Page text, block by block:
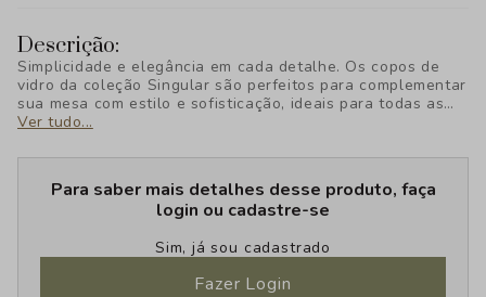
Descrição:
Simplicidade e elegância em cada detalhe. Os copos de
vidro da coleção Singular são perfeitos para complementar
sua mesa com estilo e sofisticação, ideais para todas as
ocasiões. Descubra o charme exclusivo da BTC Decor!
Ver tudo...
Para saber mais detalhes desse produto, faça
login ou cadastre-se
Sim, já sou cadastrado
Fazer Login